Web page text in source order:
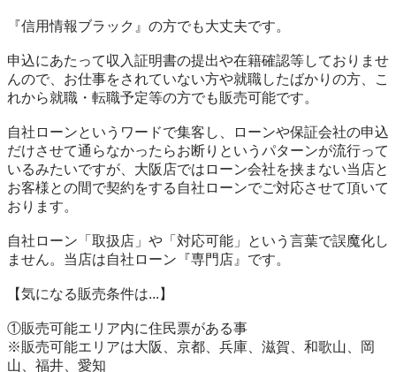
『信用情報ブラック』の方でも大丈夫です。
申込にあたって収入証明書の提出や在籍確認等しておりませ
んので、お仕事をされていない方や就職したばかりの方、こ
れから就職・転職予定等の方でも販売可能です。
自社ローンというワードで集客し、ローンや保証会社の申込
だけさせて通らなかったらお断りというパターンが流行って
いるみたいですが、大阪店ではローン会社を挟まない当店と
お客様との間で契約をする自社ローンでご対応させて頂いて
おります。
自社ローン「取扱店」や「対応可能」という言葉で誤魔化し
ません。当店は自社ローン『専門店』です。
【気になる販売条件は...】
①販売可能エリア内に住民票がある事
※販売可能エリアは大阪、京都、兵庫、滋賀、和歌山、岡
山、福井、愛知